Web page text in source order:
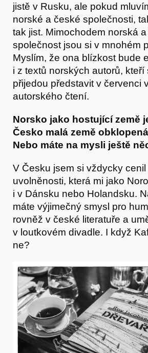
Akce
jistě v Rusku, ale pokud
norské a české společnosti,
tak jist. Mimochodem norská
společnost jsou si v mnohém
Myslím, že ona blízkost bude
i z textů norských autorů, kteří
přijedou představit v červenci
autorského čtení.
Norsko jako hostující země
Česko malá země
Nebo máte na mysli ještě
V Česku jsem si vždycky cenil
uvolněnosti, která mi jako
i v Dánsku nebo Holandsku.
máte výjimečný smysl pro
rovněž v české literatuře a
v loutkovém divadle. I když
ne?